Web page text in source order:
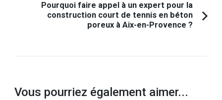
Pourquoi faire appel à un expert pour la
construction court de tennis en béton
poreux à Aix-en-Provence ?
Vous pourriez également aimer...